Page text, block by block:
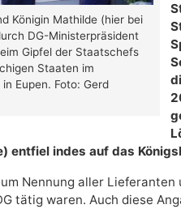
Königin Mathilde (hier bei
DG-Ministerpräsident
Gipfel der Staatschefs
Staaten im
Eupen. Foto: Gerd
entfiel indes auf das
Nennung aller Lieferanten
tätig waren. Auch diese